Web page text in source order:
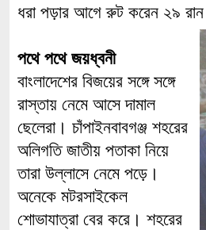
ধরা পড়ার আগে রুট করেন ২৯
পথে পথে জয়ধ্বনী
বাংলাদেশের বিজয়ের সঙ্গে সঙ্গে
রাস্তায় নেমে আসে দামাল
ছেলেরা। চাঁপাইনবাবগঞ্জ শহরের
অলিগতি জাতীয় পতাকা নিয়ে
তারা উল্লাসে নেমে পড়ে।
অনেকে মটরসাইকেল
শোভাযাত্রা বের করে। শহরের